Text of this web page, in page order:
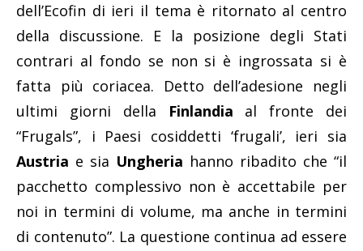
dell’Ecofin di ieri il tema è ritornato al centro
della discussione. E la posizione degli Stati
contrari al fondo se non si è ingrossata si è
fatta più coriacea. Detto dell’adesione negli
ultimi giorni della
Finlandia al fronte dei
“Frugals”, i Paesi cosiddetti ‘frugali’, ieri sia
Austria e sia Ungheria hanno ribadito che “il
pacchetto complessivo non è accettabile per
noi in termini di volume, ma anche in termini
di contenuto”. La questione continua ad essere